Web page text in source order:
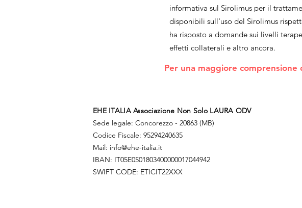
informativa sul Sirolimus per il
disponibili sull'uso del Sirolimus
ha risposto a domande sui livelli
effetti collaterali e altro ancora.
Per una maggiore
EHE ITALIA Associazione Non Solo LAURA ODV ​
Sede legale: Concorezzo - 20863 (MB)​
Codice Fiscale: 95294240635
Mail: info@ehe-italia.it
IBAN: IT05E0501803400000017044942
SWIFT CODE: ETICIT22XXX